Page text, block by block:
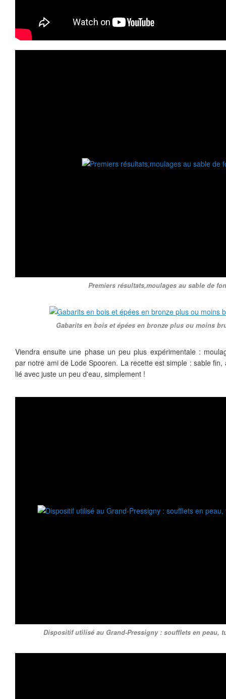
Premiers résultats,moulages au sable de
Gabarits en bois et épées en bronze plus ou moins
Viendra ensuite une phase un peu plus expérimentale :
par notre ami de Lode Spooren. La recette est simple : sable
lié avec juste un peu d'eau, simplement !
Dispositif utilisé au Grand-Pressigny : soufflets en peau,